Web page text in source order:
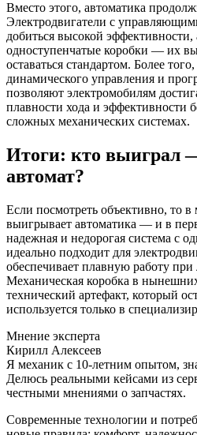
Вместо этого, автоматика
Электродвигатели с
добиться высокой эффективности,
одноступенчатые коробки — их
оставаться стандартом. Более
динамического управления и
позволяют электромобилям
плавности хода и эффективности
сложных механических системах.
Итоги: кто выиграл
автомат?
Если посмотреть объективно, то
выигрывает автоматика — и в
надежная и недорогая система с
идеально подходит для
обеспечивает плавную работу
Механическая коробка в
технический артефакт, который
используется только в
Мнение эксперта
Кирилл Алексеев
Я механик с 10-летним опытом,
Делюсь реальными кейсами из
честными мнениями о запчастях.
Современные технологии и